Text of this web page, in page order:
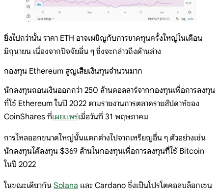
ยิ่งไปกว่านั้น ราคา ETH อาจเผชิญกับการขาดทุนครั้งใหญ่ในเดือน
มิถุนายน เนื่องจากปัจจัยอื่น ๆ ซึ่งจะกล่าวถึงด้านล่าง
กองทุน Ethereum สูญเสียเงินทุนจำนวนมาก
นักลงทุนถอนเงินออกกว่า 250 ล้านดอลลาร์จากกองทุนเพื่อการลงทุน
ที่ใช้ Ethereum ในปี 2022 ตามรายงานการตลาดรายสัปดาห์ของ
CoinShares ที่เผยแพร่เมื่อวันที่ 31 พฤษภาคม
การไหลออกขนาดใหญ่นั้นแตกต่างไปจากเหรียญอื่น ๆ ตัวอย่างเช่น
นักลงทุนได้ลงทุน $369 ล้านในกองทุนเพื่อการลงทุนที่ใช้ Bitcoin
ในปี 2022
ในขณะเดียวกัน Solana และ Cardano ซึ่งเป็นโปรโตคอลบล็อกเชน